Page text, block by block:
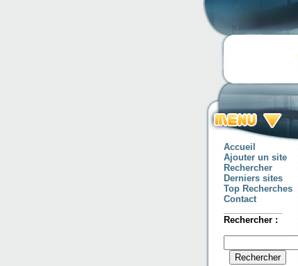
Accueil
Ajouter un site
Rechercher
Derniers sites
Top Recherches
Contact
Rechercher :